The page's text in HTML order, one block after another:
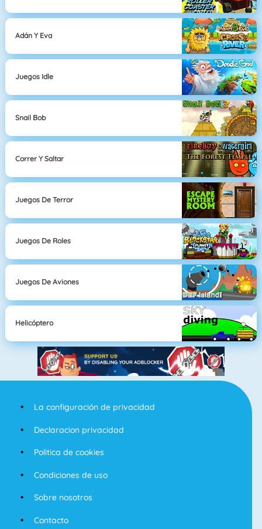
Adán Y Eva
Juegos Idle
Snail Bob
Correr Y Saltar
Juegos De Terror
Juegos De Roles
Juegos De Aviones
Helicóptero
La configuración de privacidad
Declaracion privacidad
Politica de cookies
Condiciones de uso
Sobre nosotros
Contacto